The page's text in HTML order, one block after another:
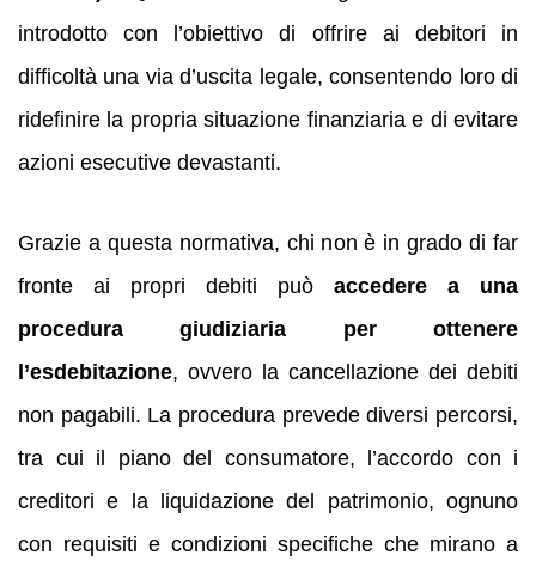
introdotto con l’obiettivo di offrire ai debitori in
difficoltà una via d’uscita legale, consentendo loro di
ridefinire la propria situazione finanziaria e di evitare
azioni esecutive devastanti.
Grazie a questa normativa, chi non è in grado di far
fronte ai propri debiti può accedere a una
procedura giudiziaria per ottenere
l’esdebitazione, ovvero la cancellazione dei debiti
non pagabili. La procedura prevede diversi percorsi,
tra cui il piano del consumatore, l’accordo con i
creditori e la liquidazione del patrimonio, ognuno
con requisiti e condizioni specifiche che mirano a